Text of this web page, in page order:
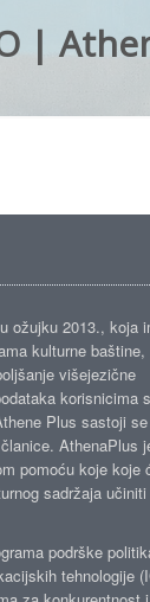
|
ožujku 2013., koja
kulturne baštine,
višejezične
korisnicima s
Plus sastoji
AthenaPlus
pomoću koje koje
sadržaja učiniti
podrške
tehnologije